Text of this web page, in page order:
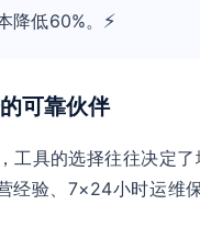
降低60%。 ⚡
可靠伙伴
工具的选择往往决定
经验、7×24小时运维